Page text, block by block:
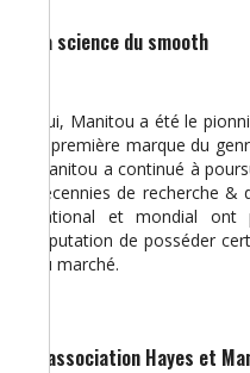
La science du smooth
Oui, Manitou a été le
la première marque du
Manitou a continué à
décennies de recherche
national et mondial
réputation de posséder
du marché.
L'association Hayes et